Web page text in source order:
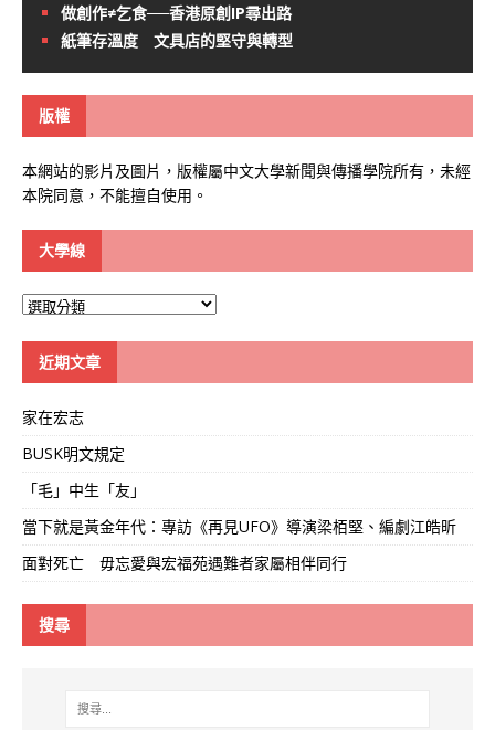
做創作≠乞食──香港原創IP尋出路
紙筆存溫度 文具店的堅守與轉型
版權
本網站的影片及圖片，版權屬中文大學新聞與傳播學院所有，未經
本院同意，不能擅自使用。
大學線
大
近期文章
家在宏志
BUSK明文規定
「毛」中生「友」
當下就是黃金年代：專訪《再見UFO》導演梁栢堅、編劇江皓昕
面對死亡 毋忘愛與宏福苑遇難者家屬相伴同行
搜尋